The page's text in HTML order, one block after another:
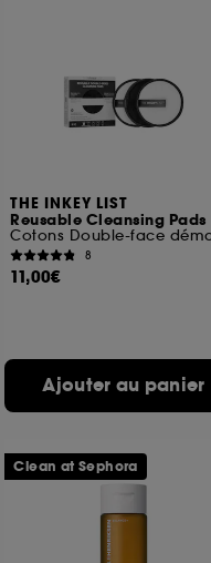
THE INKEY LIST
Reusable Cleansing Pads
8
11,00€
Ajouter au panier
Clean at Sephora